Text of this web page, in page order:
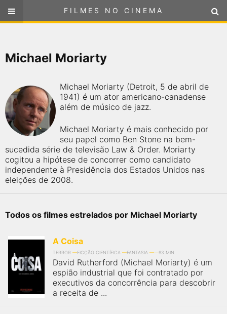
FILMES NO CINEMA
selecione sua localização
Michael Moriarty
Michael Moriarty (Detroit, 5 de abril de
1941) é um ator americano-canadense
além de músico de jazz.
Michael Moriarty é mais conhecido por
seu papel como Ben Stone na bem-
sucedida série de televisão Law & Order. Moriarty
cogitou a hipótese de concorrer como candidato
independente à Presidência dos Estados Unidos nas
eleições de 2008.
Todos os filmes estrelados por Michael Moriarty
A Coisa
TERROR FICÇÃO CIENTÍFICA FANTASIA 93 MIN
David Rutherford (Michael Moriarty) é um
espião industrial que foi contratado por
executivos da concorrência para descobrir
a receita de ...
FILMES NO CINEMA
PRÓXIMOS LANÇAMENTOS
GÊNEROS
NOTÍCIAS
PÁGINA INICIAL
sessões de cinema no Brasil. Através dele, você pode
encontrar os filmes no cinema mais próximos a você ou a
acessar informações sobre cinemas, horários, assistir aos
trailers e muito mais.